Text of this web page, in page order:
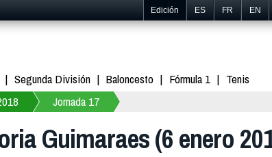
Edición ES FR EN
Segunda División Baloncesto Fórmula 1
Tenis
Jornada 17
Guimaraes (6 enero